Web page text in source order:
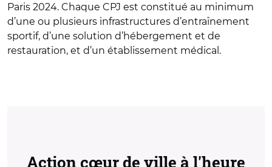
Paris 2024. Chaque CPJ est constitué au minimum
d’une ou plusieurs infrastructures d’entraînement
sportif, d’une solution d’hébergement et de
restauration, et d’un établissement médical.
Action cœur de ville à l'heure